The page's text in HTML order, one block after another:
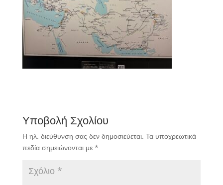
Υποβολή Σχολίου
Η ηλ. διεύθυνση σας δεν δημοσιεύεται. Τα υποχρεωτικά
πεδία σημειώνονται με *